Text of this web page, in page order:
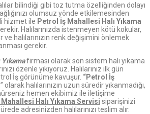
bilindiği gibi toz tutma özelliğinden dolayı
olumsuz yönde etkilemesinden
hizmet ile Petrol İş Mahallesi Halı Yıkama
Halılarınızda istenmeyen kötü kokular,
halılarınızın renk değişimini önlemek
gerekir.
firması olarak son sistem halı yıkama
özenle yıkıyoruz. Halılarınız ilk gün
İş görünüme kavuşur. “Petrol İş
” olarak halılarınızın uzun süredir yıkanmadığı,
hemen ekibimiz ile iletişime
Halı Yıkama Servisi siparişinizi
adresinizden halılarınızı teslim alır.